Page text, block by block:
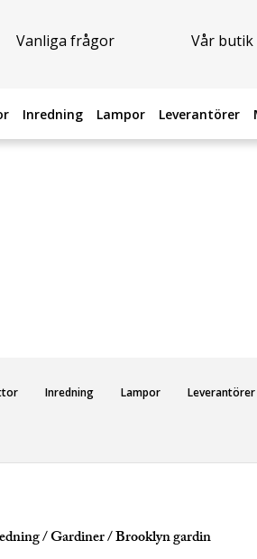
Vanliga frågor Vår butik
Inredning Lampor Leverantörer
Inredning Lampor Leverantörer
/Gardiner/ Brooklyn gardin